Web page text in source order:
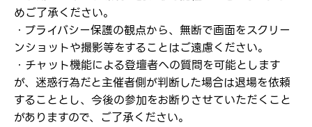
めご了承ください。
・プライバシー保護の観点から、無断で画面をスクリー
ンショットや撮影等をすることはご遠慮ください。
・チャット機能による登壇者への質問を可能とします
が、迷惑行為だと主催者側が判断した場合は退場を依頼
することとし、今後の参加をお断りさせていただくこと
がありますので、ご了承ください。